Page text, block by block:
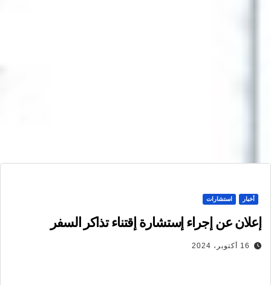
أخبار استشارات
إعلان عن إجراء إستشارة إقتناء تذاكر السفر
16 أكتوبر، 2024